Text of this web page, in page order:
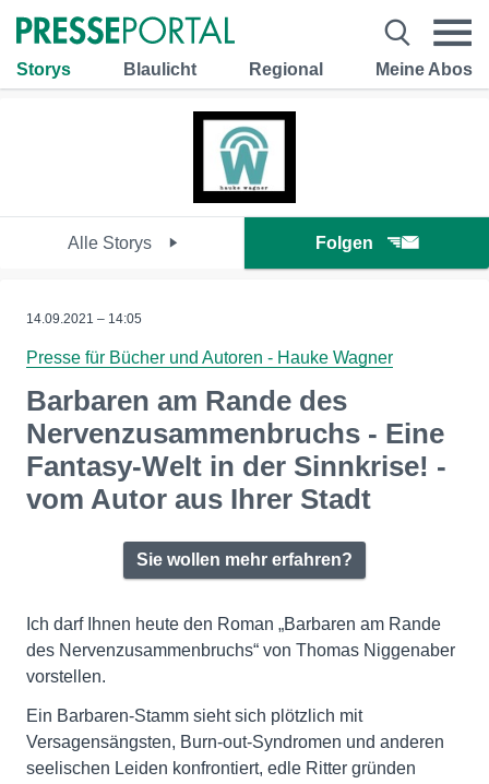
Storys Blaulicht Regional Meine Abos
Alle Storys Folgen
14.09.2021 – 14:05
Presse für Bücher und Autoren - Hauke Wagner
Barbaren am Rande des
Nervenzusammenbruchs - Eine
Fantasy-Welt in der Sinnkrise! -
vom Autor aus Ihrer Stadt
Sie wollen mehr erfahren?
Ich darf Ihnen heute den Roman „Barbaren am Rande
des Nervenzusammenbruchs“ von Thomas Niggenaber
vorstellen.
Ein Barbaren-Stamm sieht sich plötzlich mit
Versagensängsten, Burn-out-Syndromen und anderen
seelischen Leiden konfrontiert, edle Ritter gründen